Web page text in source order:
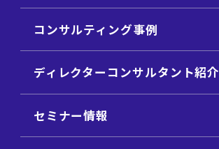
コンサルティング事例
ディレクターコンサルタント紹介
セミナー情報